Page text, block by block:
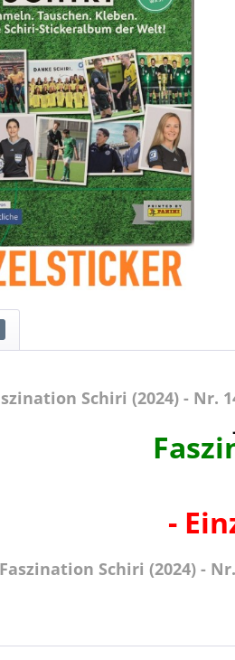
Schiri (2024) - Nr.
-
Schiri (2024) -